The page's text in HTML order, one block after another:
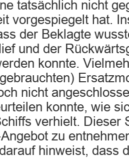
tatsächlich nicht
vorgespiegelt hat.
der Beklagte
und der
konnte.
nicht
konnte, wie
verhielt. Dieser
zu
hinweist, dass